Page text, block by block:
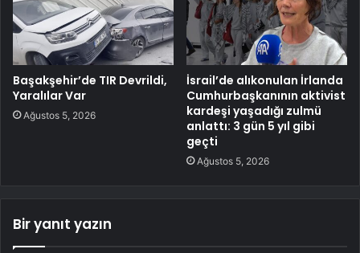
Başakşehir’de TIR Devrildi,
Yaralılar Var
Ağustos 5, 2026
İsrail’de alıkonulan İrlanda
Cumhurbaşkanının aktivist
kardeşi yaşadığı zulmü
anlattı: 3 gün 5 yıl gibi
geçti
Ağustos 5, 2026
Bir yanıt yazın